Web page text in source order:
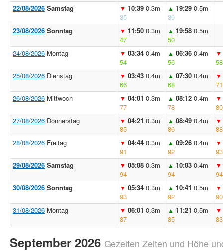
22/08/2026 Samstag ▼ 10:39 0.3m
35
▲ 19:29 0.5m
39
23/08/2026 Sonntag ▼ 11:50 0.3m
47
▲ 19:58 0.5m
50
24/08/2026 Montag ▼ 03:34 0.4m
54
▲ 06:36 0.4m
56
▼
58
25/08/2026 Dienstag ▼ 03:43 0.4m
66
▲ 07:30 0.4m
68
▼
71
26/08/2026 Mittwoch ▼ 04:01 0.3m
77
▲ 08:12 0.4m
78
▼
80
27/08/2026 Donnerstag ▼ 04:21 0.3m
85
▲ 08:49 0.4m
86
▼
88
28/08/2026 Freitag ▼ 04:44 0.3m
91
▲ 09:26 0.4m
92
▼
93
29/08/2026 Samstag ▼ 05:08 0.3m
94
▲ 10:03 0.4m
94
▼
94
30/08/2026 Sonntag ▼ 05:34 0.3m
93
▲ 10:41 0.5m
92
▼
90
31/08/2026 Montag ▼ 06:01 0.3m
87
▲ 11:21 0.5m
85
▼
83
September 2026 Gezeiten Zeiten und Höhe